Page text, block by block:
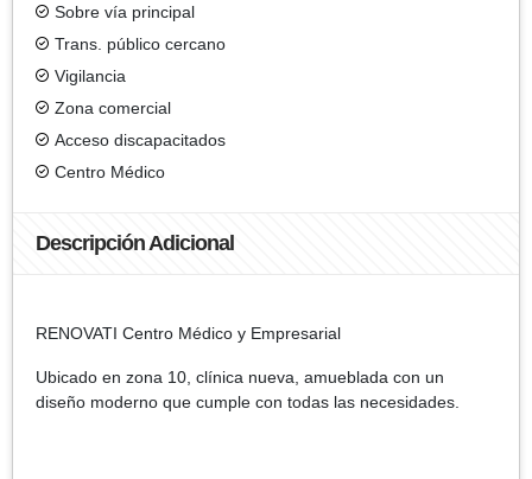
Sobre vía principal
Trans. público cercano
Vigilancia
Zona comercial
Acceso discapacitados
Centro Médico
Descripción Adicional
RENOVATI Centro Médico y Empresarial
Ubicado en zona 10, clínica nueva, amueblada con un
diseño moderno que cumple con todas las necesidades.